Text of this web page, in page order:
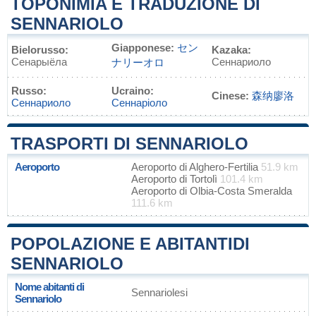
TOPONIMIA E TRADUZIONE DI
SENNARIOLO
Bielorusso:
Сенарыёла
Giapponese: セン
ナリーオロ
Kazaka:
Сеннариоло
Russo:
Сеннариоло
Ucraino:
Сеннаріоло
Cinese: 森纳廖洛
TRASPORTI DI SENNARIOLO
Aeroporto Aeroporto di Alghero-Fertilia 51.9 km
Aeroporto di Tortolì 101.4 km
Aeroporto di Olbia-Costa Smeralda
111.6 km
POPOLAZIONE E ABITANTIDI
SENNARIOLO
Nome abitanti di
Sennariolo
Sennariolesi